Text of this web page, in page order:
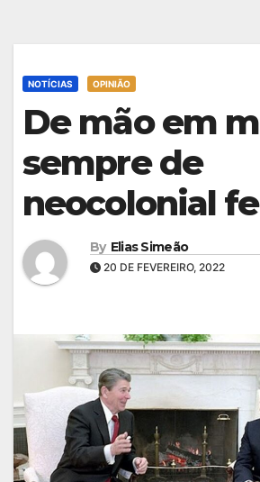
NOTÍCIAS OPINIÃO
De mão em
sempre de
neocolonial
By Elias Simeão
20 DE FEVEREIRO, 2022